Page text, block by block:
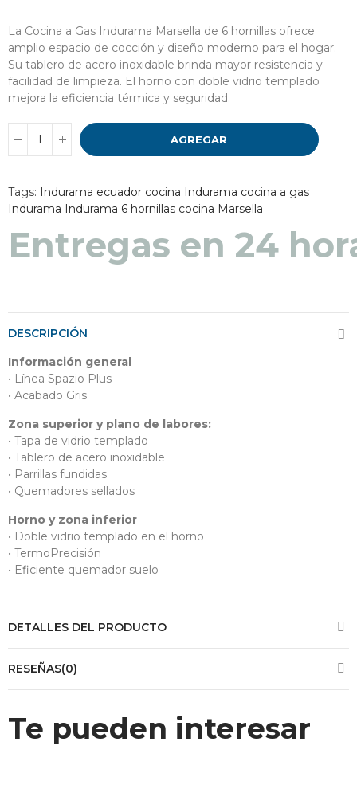
La Cocina a Gas Indurama Marsella de 6 hornillas ofrece
amplio espacio de cocción y diseño moderno para el hogar.
Su tablero de acero inoxidable brinda mayor resistencia y
facilidad de limpieza. El horno con doble vidrio templado
mejora la eficiencia térmica y seguridad.
AGREGAR
Tags: Indurama ecuador cocina Indurama cocina a gas
Indurama
Indurama 6 hornillas cocina Marsella
Entregas en 48 a
DESCRIPCIÓN
Información general
• Línea Spazio Plus
• Acabado Gris
Zona superior y plano de labores:
• Tapa de vidrio templado
• Tablero de acero inoxidable
• Parrillas fundidas
• Quemadores sellados
Horno y zona inferior
• Doble vidrio templado en el horno
• TermoPrecisión
• Eficiente quemador suelo
DETALLES DEL PRODUCTO
RESEÑAS(0)
Te pueden interesar